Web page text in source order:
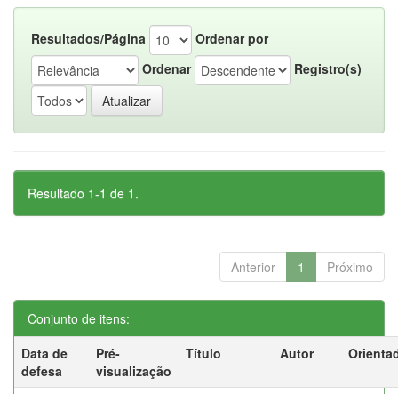
Resultados/Página
Ordenar por
Ordenar
Registro(s)
Resultado 1-1 de 1.
Anterior 1 Próximo
Conjunto de itens:
Data de
defesa
Pré-
visualização
Título Autor